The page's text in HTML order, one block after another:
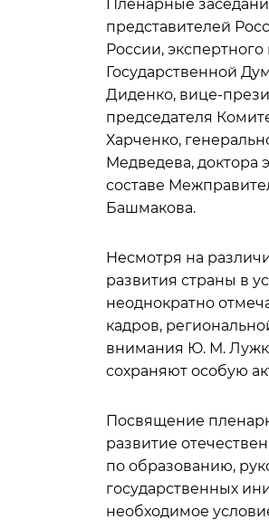
Пленарные
представителей
России,
Государственной
Диденко, вице-
председателя
Харченко,
Медведева, доктора
составе
Башмакова.
Несмотря на
развития страны в
неоднократно
кадров,
внимания Ю. М.
сохраняют особую
Посвящение
развитие
по образованию,
государственных
необходимое